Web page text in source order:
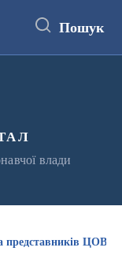
Пошук
влади
ЦОВВ